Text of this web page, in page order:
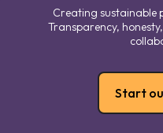
Creating sustainable
Transparency,
Start